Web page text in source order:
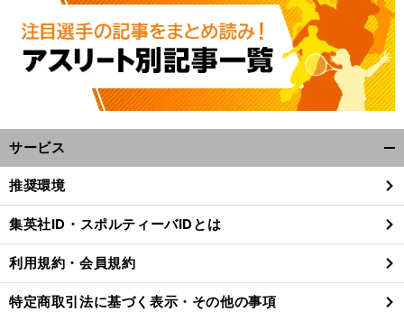
サービス
閉
る
推奨環境
集英社ID・スポルティーバIDとは
利用規約・会員規約
特定商取引法に基づく表示・その他の事項